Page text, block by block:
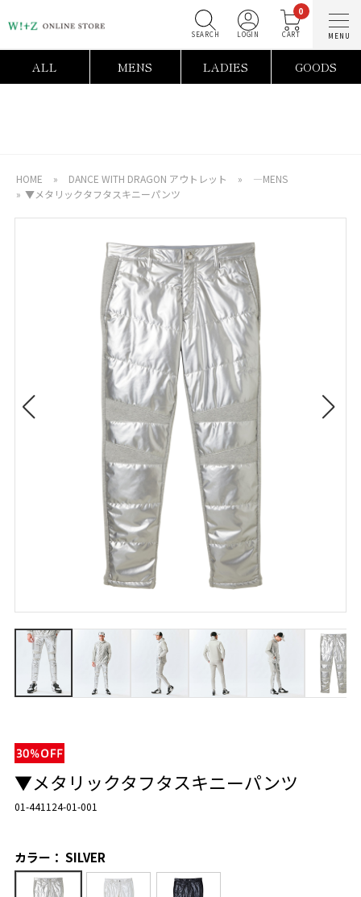
0
ALL MENS LADIES GOODS
HOME » DANCE WITH DRAGON アウトレット »
―MENS
» ▼メタリックタフタスキニーパンツ
▼メタリックタフタスキニーパンツ
01-441124-01-001
カラー： SILVER